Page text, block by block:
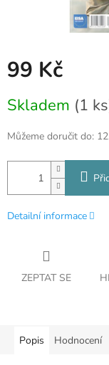
99 Kč
cena:
Skladem (1
Můžeme doručit do:
Detailní informace
ZEPTAT SE
Popis Hodnocení